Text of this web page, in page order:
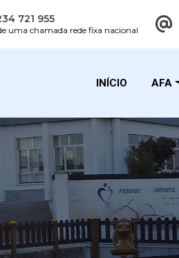
721 955
uma chamada rede fixa nacional
INÍCIO AFA